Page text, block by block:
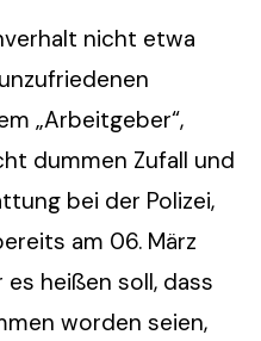
nicht etwa
„Arbeitgeber“,
dummen Zufall und
bei der Polizei,
am 06. März
heißen soll, dass
worden seien,